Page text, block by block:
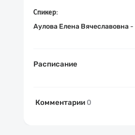
Спикер:
Аулова Елена Вячеславовна -
Расписание
Комментарии 0